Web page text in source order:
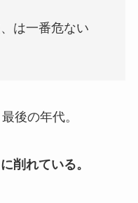
は一番危ない
後の年代。
削れている。